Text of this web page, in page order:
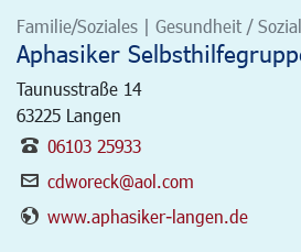
Familie/Soziales | Gesundheit /
Aphasiker
Taunusstraße 14
63225 Langen
06103 25933
cdworeck@aol.com
www.aphasiker-langen.de